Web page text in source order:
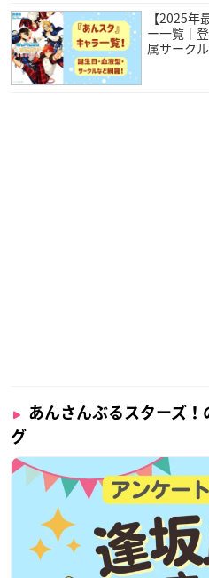
【2025
ー一覧｜
属サーク
あんさんぶるスターズ！
グ